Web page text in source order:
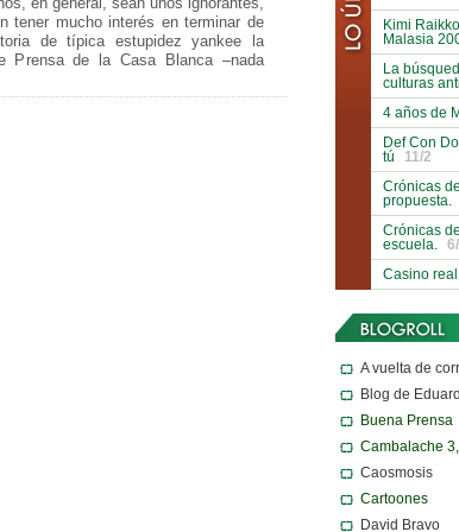
en general, sean unos ignorantes,
tener mucho interés en terminar de
de típica estupidez yankee la
Prensa de la Casa Blanca –nada
Kimi
Malasia
La
culturas
4 años de
Def Con
tú
11/2
Crónicas
propuesta.
Crónicas
escuela.
Casino real
A vuelta de
Blog de
Buena Prensa
Cambalache
Caosmosis
Cartoones
David Bravo